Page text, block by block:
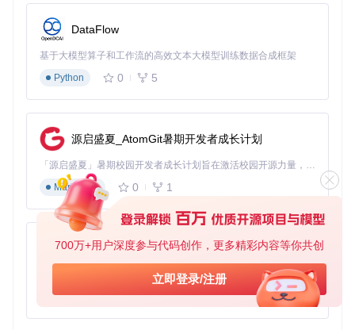
700万+用户深度参与代码创作，更多精彩内容等你共创
立即登录/注册
操作系统：Windows 7+、macOS 10.12+或Linux（Ubuntu
16.04+/CentOS 7+）
Python版本：3.6及以上
部署步骤：
获取项目代码：
git clone
安装依赖包：
# Windows系统
pip install -r requirements.txt
DataFlow
基于大模型算子和工作流的高效文本大模型训练数据合成框架
Python
0 5
源启盛夏_AtomGit暑期开发者成长计划
「源启盛夏」暑期校园开发者成长计划旨在激活校园开源力量，通过积分激励、认证扶持、资源倾斜等形式，引导高校组织和开发者完成「入驻 — 建项目 — 做贡献 — 获认证 — 得资源」的完整闭环。无论你是想带领社团入驻平台的组织者，还是希望用代码贡献证明自己的开发者，都能在这里找到属于你的成长路径。
Markdown
0 1
py-xiaozhi
基于Python的Xiaozhi AI，适用于想要完整Xiaozhi体验而无需拥有专用硬件的用户。
Python
0 1